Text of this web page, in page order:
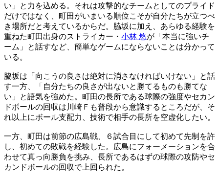
い」と力を込める。それは攻撃的なチームとしてのプライド
だけではなく、町田がいまいる順位こそが自分たちが立つべ
き場所だと考えているからだ。脇坂に加え、あらゆる経験を
重ねた町田出身のストライカー・ 小林 悠が「本当に強いチ
ーム」と話すなど、簡単なゲームにならないことは分かって
いる。
脇坂は「向こうの良さは絶対に消さなければいけない」と話
す一方、「自分たちの良さが出ないと勝てるものも勝てな
い」と語気を強めた。町田の長所である球際の強度やセカン
ドボールの回収は川崎Ｆも普段から意識するところだが、そ
れ以上にボール支配力、技術で相手の長所を空虚化したい。
一方、町田は前節の広島戦、６試合目にして初めて先制を許
し、初めての敗戦を経験した。広島にフォーメーションを合
わせて真っ向勝負を挑み、長所であるはずの球際の攻防やセ
カンドボールの回収で上回られた。